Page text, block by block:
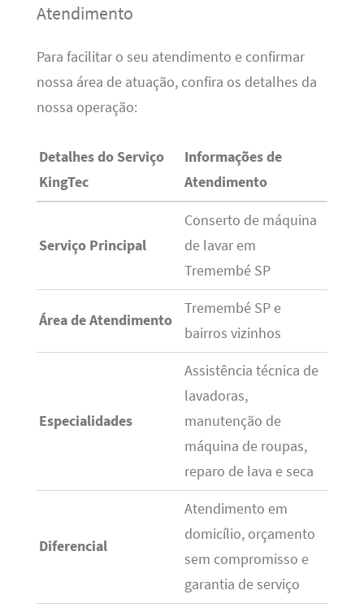
Atendimento
Para facilitar o seu atendimento e confirmar
nossa área de atuação, confira os detalhes da
nossa operação:
Detalhes do Serviço
KingTec
Informações de
Atendimento
Serviço Principal
Conserto de máquina
de lavar em
Tremembé SP
Área de Atendimento
Tremembé SP e
bairros vizinhos
Especialidades
Assistência técnica de
lavadoras,
manutenção de
máquina de roupas,
reparo de lava e seca
Diferencial
Atendimento em
domicílio, orçamento
sem compromisso e
garantia de serviço